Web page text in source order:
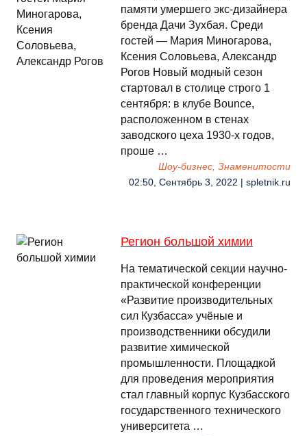
памяти умершего экс-дизайнера
бренда Дачи Зухбая. Среди
гостей — Мария Миногарова,
Ксения Соловьева, Александр
Рогов Новый модный сезон
стартовал в столице строго 1
сентября: в клубе Bounce,
расположенном в стенах
заводского цеха 1930-х годов,
проше …
Шоу-бизнес, Знаменитости
02:50, Сентябрь 3, 2022 | spletnik.ru
Регион большой химии
На тематической секции научно-
практической конференции
«Развитие производительных
сил Кузбасса» учёные и
производственники обсудили
развитие химической
промышленности. Площадкой
для проведения мероприятия
стал главный корпус Кузбасского
государственного технического
университета …